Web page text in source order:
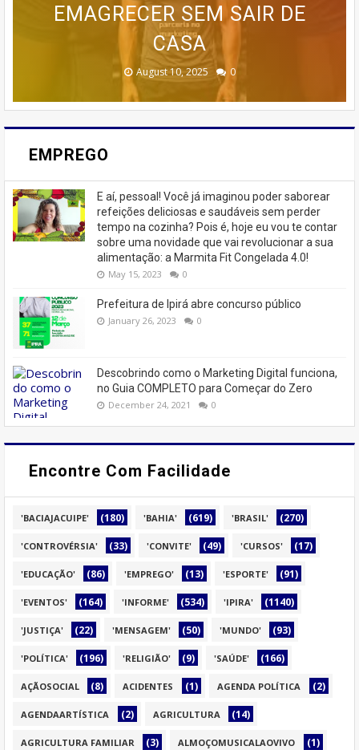
🚨 ÚLTIMAS VAGAS EM IPIRÁ!
🚨
February 23, 2026 0
EMAGRECER SEM SAIR DE
CASA
August 10, 2025 0
CURSO DA CASA DOS BOLOS
CASEIROS!
June 13, 2025 0
PROGRAMA AVANÇADO DE
TREINAMENTO DA MEMÓRIA
July 07, 2023 0
ESTRATÉGIAS AVANÇADAS DE
MARKETING 6.0.
June 07, 2023 0
EMPREGO
E aí, pessoal! Você já imaginou poder saborear
refeições deliciosas e saudáveis ​​sem perder
tempo na cozinha? Pois é, hoje eu vou te contar
sobre uma novidade que vai revolucionar a sua
alimentação: a Marmita Fit Congelada 4.0!
May 15, 2023 0
Prefeitura de Ipirá abre concurso público
January 26, 2023 0
Descobrindo como o Marketing Digital funciona,
no Guia COMPLETO para Começar do Zero
December 24, 2021 0
Encontre Com Facilidade
'BACIAJACUIPE' (180) 'BAHIA' (619) 'BRASIL' (270)
'CONTROVÉRSIA' (33) 'CONVITE' (49) 'CURSOS' (17)
'EDUCAÇÃO' (86) 'EMPREGO' (13) 'ESPORTE' (91)
'EVENTOS' (164) 'INFORME' (534) 'IPIRA' (1140)
'JUSTIÇA' (22) 'MENSAGEM' (50) 'MUNDO' (93)
'POLÍTICA' (196) 'RELIGIÃO' (9) 'SAÚDE' (166)
AÇÃOSOCIAL (8) ACIDENTES (1) AGENDA POLÍTICA (2)
AGENDAARTÍSTICA (2) AGRICULTURA (14)
AGRICULTURA FAMILIAR (3) ALMOÇOMUSICALAOVIVO (1)